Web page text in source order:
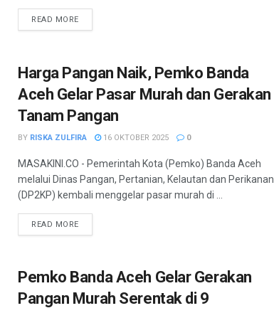
READ MORE
Harga Pangan Naik, Pemko Banda
Aceh Gelar Pasar Murah dan Gerakan
Tanam Pangan
BY RISKA ZULFIRA 16 OKTOBER 2025 0
MASAKINI.CO - Pemerintah Kota (Pemko) Banda Aceh
melalui Dinas Pangan, Pertanian, Kelautan dan Perikanan
(DP2KP) kembali menggelar pasar murah di ...
READ MORE
Pemko Banda Aceh Gelar Gerakan
Pangan Murah Serentak di 9